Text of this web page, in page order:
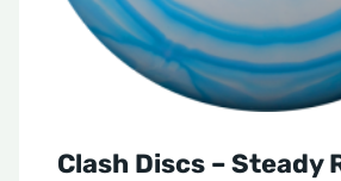
Clash Discs – Steady
worden